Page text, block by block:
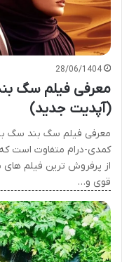
28/06/1404
معرفی فیلم سگ
(آپدیت جدید)
معرفی فیلم سگ بند سگ
کمدی-درام متفاوت است
قوی و…